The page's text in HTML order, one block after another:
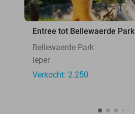
Entree tot Bellewaerde Park
Bellewaerde Park
Ieper
Verkocht: 2.250